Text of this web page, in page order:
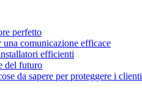
perfetto
comunicazione efficace
efficienti
del futuro
da sapere per proteggere i clienti